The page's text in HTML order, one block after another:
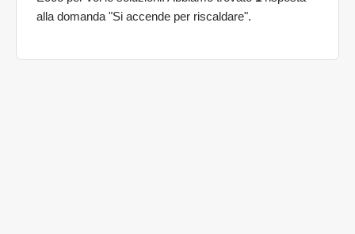
alla domanda "Si accende per riscaldare".